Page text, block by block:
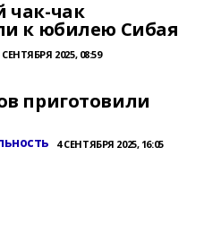
чак-чак
к юбилею Сибая
СЕНТЯБРЯ 2025, 08:59
приготовили
4 СЕНТЯБРЯ 2025, 16:05